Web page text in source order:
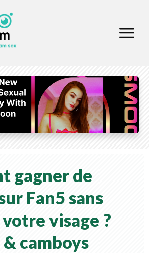
gagner de
Fan5 sans
visage ?
camboys